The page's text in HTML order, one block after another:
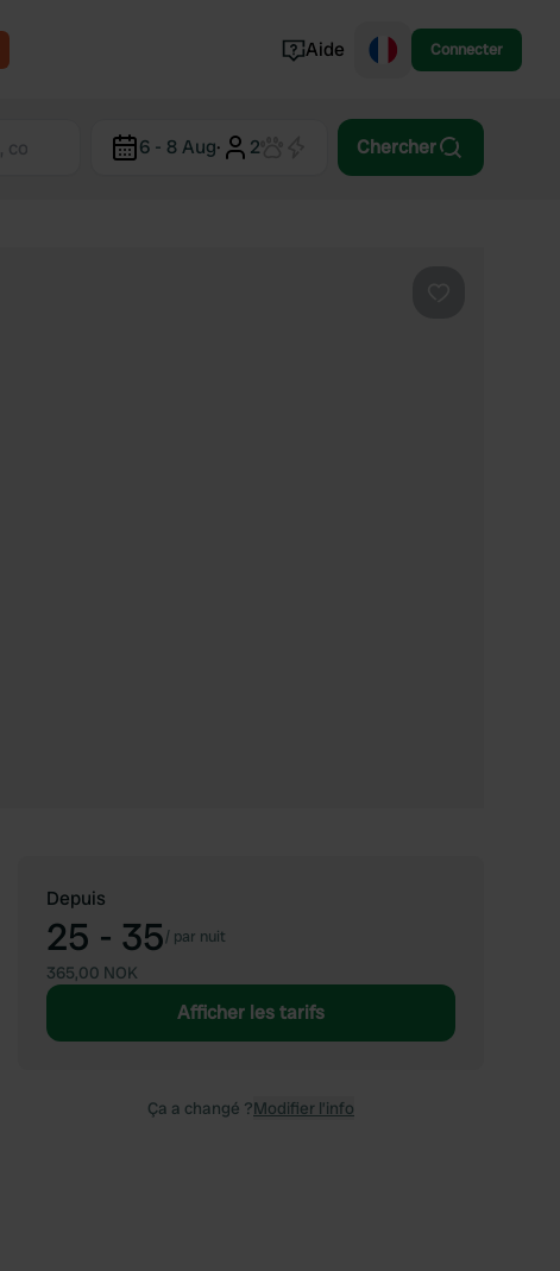
Aide Connecter
6 - 8 Aug· 2 Chercher
Depuis
25 - 35/ par nuit
365,00 NOK
Afficher les tarifs
Ça a changé ?Modifier l’info